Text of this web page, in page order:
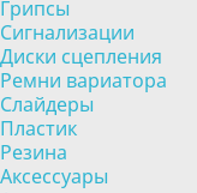
Грипсы
Сигнализации
Диски сцепления
Ремни вариатора
Слайдеры
Пластик
Резина
Аксессуары